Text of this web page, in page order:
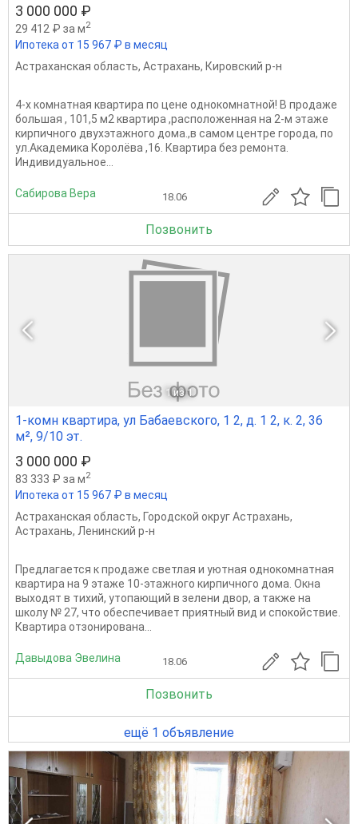
3 000 000 ₽
29 412 ₽ за м2
Ипотека от 15 967 ₽ в месяц
Астраханская область, Астрахань, Кировский р-н
4-х комнатная квартира по цене однокомнатной! В продаже
большая , 101,5 м2 квартира ,расположенная на 2-м этаже
кирпичного двухэтажного дома.,в самом центре города, по
ул.Академика Королёва ,16. Квартира без ремонта.
Индивидуальное...
Сабирова Вера 18.06
Позвонить
1 из 1
1-комн квартира, ул Бабаевского, 1 2, д. 1 2, к. 2, 36
м², 9/10 эт.
3 000 000 ₽
83 333 ₽ за м2
Ипотека от 15 967 ₽ в месяц
Астраханская область, Городской округ Астрахань,
Астрахань, Ленинский р-н
Предлагается к продаже светлая и уютная однокомнатная
квартира на 9 этаже 10-этажного кирпичного дома. Окна
выходят в тихий, утопающий в зелени двор, а также на
школу № 27, что обеспечивает приятный вид и спокойствие.
Квартира отзонирована...
Давыдова Эвелина 18.06
Позвонить
ещё 1 объявление